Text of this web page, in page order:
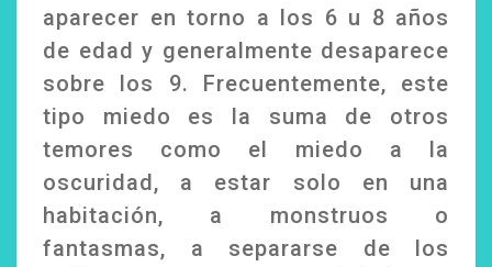
aparecer en torno a los 6 u 8 años
de edad y generalmente desaparece
sobre los 9. Frecuentemente, este
tipo miedo es la suma de otros
temores como el miedo a la
oscuridad, a estar solo en una
habitación, a monstruos o
fantasmas, a separarse de los